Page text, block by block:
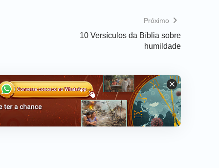
o meu cântico o louvarei.
(Salmos 28:7)
mas de poder, de amor e de
Próximo
10 Versículos da Bíblia sobre
humildade